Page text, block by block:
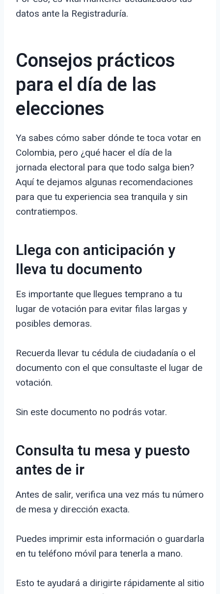
datos ante la Registraduría.
Consejos prácticos
para el día de las
elecciones
Ya sabes cómo saber dónde te toca votar en
Colombia, pero ¿qué hacer el día de la
jornada electoral para que todo salga bien?
Aquí te dejamos algunas recomendaciones
para que tu experiencia sea tranquila y sin
contratiempos.
Llega con anticipación y
lleva tu documento
Es importante que llegues temprano a tu
lugar de votación para evitar filas largas y
posibles demoras.
Recuerda llevar tu cédula de ciudadanía o el
documento con el que consultaste el lugar de
votación.
Sin este documento no podrás votar.
Consulta tu mesa y puesto
antes de ir
Antes de salir, verifica una vez más tu número
de mesa y dirección exacta.
Puedes imprimir esta información o guardarla
en tu teléfono móvil para tenerla a mano.
Esto te ayudará a dirigirte rápidamente al sitio